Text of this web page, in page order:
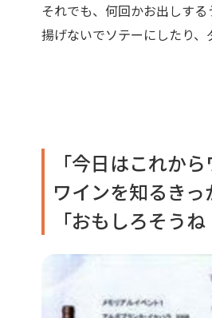
それでも、何回かお出しす
揚げないでソテーにしたり
「今日はこれか
ワインを知るき
「おもしろそう